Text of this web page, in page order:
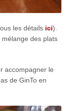
les détails ici).
mélange des plats
accompagner le
de GinTo en